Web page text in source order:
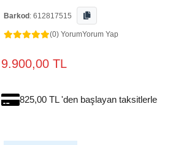
Barkod : 612817515
(0) YorumYorum Yap
9.900,00 TL
825,00 TL 'den başlayan taksitlerle